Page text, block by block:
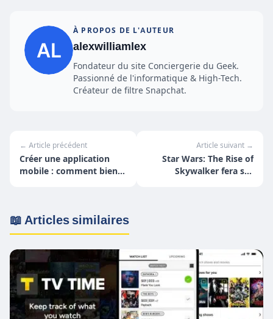
À PROPOS DE L'AUTEUR
alexwilliamlex
Fondateur du site Conciergerie du Geek.
Passionné de l'informatique & High-Tech.
Créateur de filtre Snapchat.
← Article précédent
Créer une application
mobile : comment bien
Article suivant →
Star Wars: The Rise of
Skywalker fera ses
📖 Articles similaires